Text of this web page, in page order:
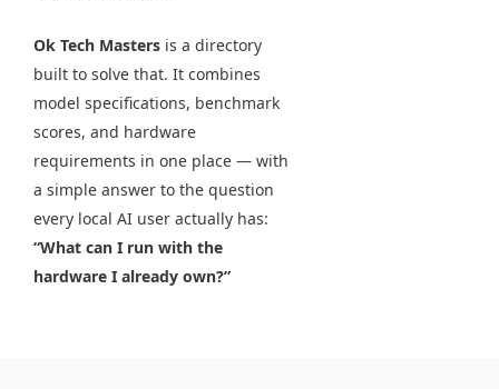
Ok Tech Masters is a directory
built to solve that. It combines
model specifications, benchmark
scores, and hardware
requirements in one place — with
a simple answer to the question
every local AI user actually has:
“What can I run with the
hardware I already own?”